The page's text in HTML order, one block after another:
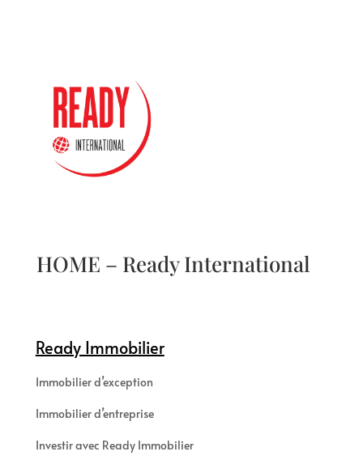
HOME – Ready International
Ready Immobilier
Immobilier d’exception
Immobilier d’entreprise
Investir avec Ready Immobilier